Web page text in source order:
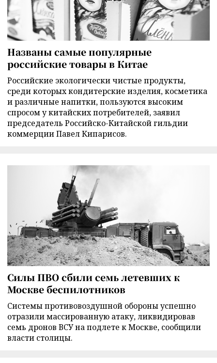
Названы самые популярные
российские товары в Китае
Российские экологически чистые продукты,
среди которых кондитерские изделия, косметика
и различные напитки, пользуются высоким
спросом у китайских потребителей, заявил
председатель Российско-Китайской гильдии
коммерции Павел Кипарисов.
Силы ПВО сбили семь летевших к
Москве беспилотников
Cистемы противовоздушной обороны успешно
отразили массированную атаку, ликвидировав
семь дронов ВСУ на подлете к Москве, сообщили
власти столицы.